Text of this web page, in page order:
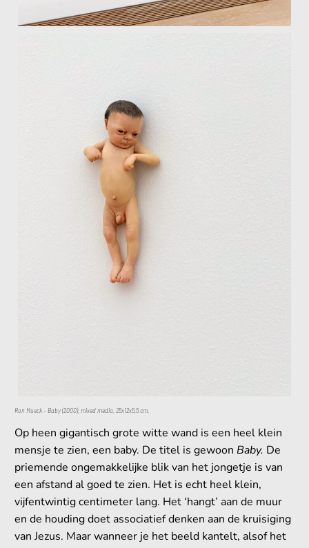
Ron Mueck – Baby (2000), mixed media, 25x12x5,5 cm.
Op heen gigantisch grote witte wand is een heel klein
mensje te zien, een baby. De titel is gewoon Baby. De
priemende ongemakkelijke blik van het jongetje is van
een afstand al goed te zien. Het is echt heel klein,
vijfentwintig centimeter lang. Het ‘hangt’ aan de muur
en de houding doet associatief denken aan de kruisiging
van Jezus. Maar wanneer je het beeld kantelt, alsof het